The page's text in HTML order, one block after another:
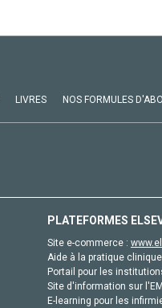
LIVRES NOS FORMULES
PLATEFORMES
Site e-commerce :
Aide à la pratique
Portail pour les
Site d'information sur
E-learning pour les